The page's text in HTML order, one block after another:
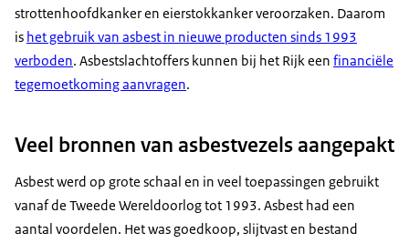
strottenhoofdkanker en eierstokkanker veroorzaken. Daarom
is het gebruik van asbest in nieuwe producten sinds 1993
verboden. Asbestslachtoffers kunnen bij het Rijk een financiële
tegemoetkoming aanvragen.
Veel bronnen van asbestvezels aangepakt
Asbest werd op grote schaal en in veel toepassingen gebruikt
vanaf de Tweede Wereldoorlog tot 1993. Asbest had een
aantal voordelen. Het was goedkoop, slijtvast en bestand